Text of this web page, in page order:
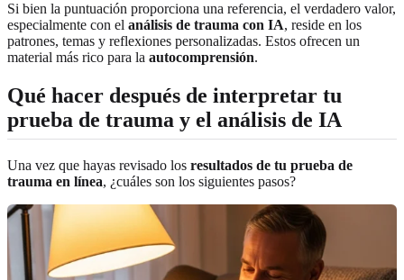
Si bien la puntuación proporciona una referencia, el verdadero valor,
especialmente con el análisis de trauma con IA, reside en los
patrones, temas y reflexiones personalizadas. Estos ofrecen un
material más rico para la autocomprensión.
Qué hacer después de interpretar tu
prueba de trauma y el análisis de IA
Una vez que hayas revisado los resultados de tu prueba de
trauma en línea, ¿cuáles son los siguientes pasos?